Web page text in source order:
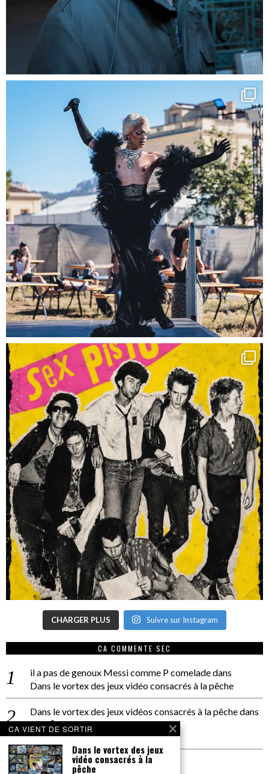
CHARGER PLUS Suivre sur Instagram
CA COMMENTE SEC
il a pas de genoux Messi comme P comeladedans
Dans le vortex des jeux vidéo consacrés à la pêche
Dans le vortex des jeux vidéos consacrés à la pêchedans
PACÔME THIELLEMENT
La séance d’Hip Gnose
La Patrie
dans
CA VIENT DE SORTIR
Dans le vortex des jeux
vidéo consacrés à la
pêche